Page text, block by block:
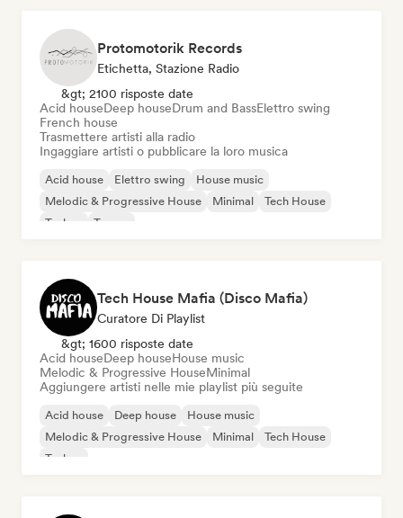
Protomotorik Records
Etichetta, Stazione Radio
&gt; 2100 risposte date
Acid houseDeep houseDrum and BassElettro swing
French house
Trasmettere artisti alla radio
Ingaggiare artisti o pubblicare la loro musica
Acid house Elettro swing
House music
Melodic & Progressive House
Minimal
Tech House
Techno
Trance
Tech House Mafia (Disco Mafia)
Curatore Di Playlist
&gt; 1600 risposte date
Acid houseDeep houseHouse music
Melodic & Progressive HouseMinimal
Aggiungere artisti nelle mie playlist più seguite
Acid house Deep house
House music
Melodic & Progressive House
Minimal
Tech House
Techno